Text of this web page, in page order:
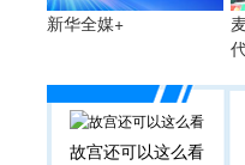
新华全媒+
故宫还可以这么看